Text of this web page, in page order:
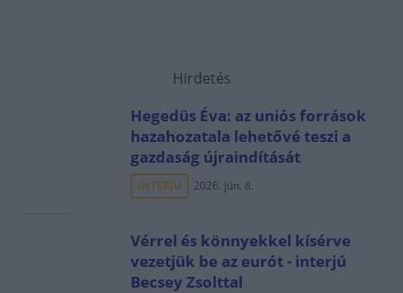
Hirdetés
Hegedüs Éva: az uniós források
hazahozatala lehetővé teszi a
gazdaság újraindítását
INTERJÚ 2026. jún. 8.
Vérrel és könnyekkel kísérve
vezetjük be az eurót - interjú
Becsey Zsolttal